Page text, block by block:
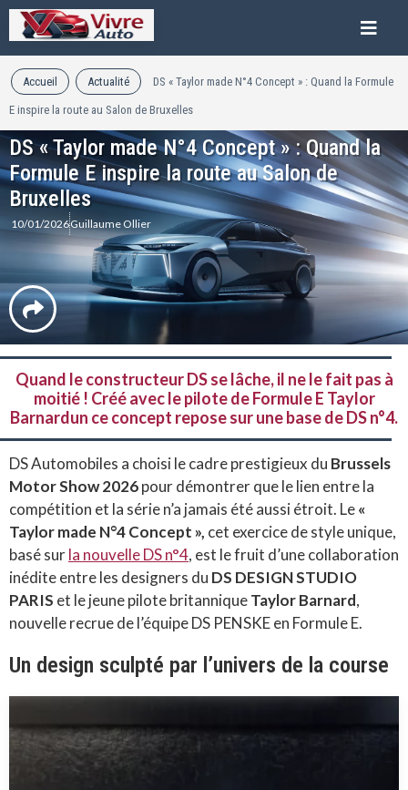
Accueil Actualité DS « Taylor made N°4 Concept » : Quand la Formule
E inspire la route au Salon de Bruxelles
DS « Taylor made N°4 Concept » : Quand la
Formule E inspire la route au Salon de
Bruxelles
10/01/2026Guillaume Ollier
Quand le constructeur DS se lâche, il ne le fait pas à
moitié ! Créé avec le pilote de Formule E Taylor
Barnardun ce concept repose sur une base de DS n°4.
DS Automobiles a choisi le cadre prestigieux du Brussels
Motor Show 2026pour démontrer que le lien entre la
compétition et la série n’a jamais été aussi étroit. Le«
Taylor made N°4 Concept », cet exercice de style unique,
basé surla nouvelle DS n°4, est le fruit d’une collaboration
inédite entre les designers du DS DESIGN STUDIO
PARIS et le jeune pilote britanniqueTaylor Barnard,
nouvelle recrue de l’équipe DS PENSKE en Formule E.
Un design sculpté par l’univers de la course